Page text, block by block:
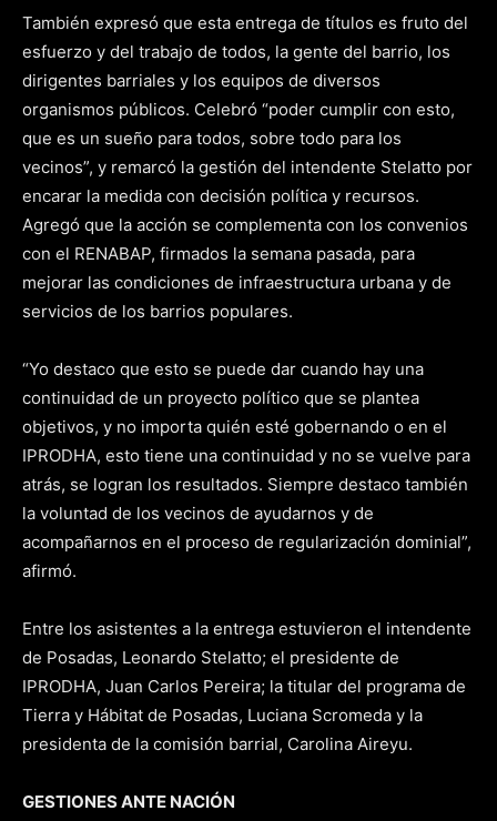
También expresó que esta entrega de títulos es fruto del
esfuerzo y del trabajo de todos, la gente del barrio, los
dirigentes barriales y los equipos de diversos
organismos públicos. Celebró “poder cumplir con esto,
que es un sueño para todos, sobre todo para los
vecinos”, y remarcó la gestión del intendente Stelatto por
encarar la medida con decisión política y recursos.
Agregó que la acción se complementa con los convenios
con el RENABAP, firmados la semana pasada, para
mejorar las condiciones de infraestructura urbana y de
servicios de los barrios populares.
“Yo destaco que esto se puede dar cuando hay una
continuidad de un proyecto político que se plantea
objetivos, y no importa quién esté gobernando o en el
IPRODHA, esto tiene una continuidad y no se vuelve para
atrás, se logran los resultados. Siempre destaco también
la voluntad de los vecinos de ayudarnos y de
acompañarnos en el proceso de regularización dominial”,
afirmó.
Entre los asistentes a la entrega estuvieron el intendente
de Posadas, Leonardo Stelatto; el presidente de
IPRODHA, Juan Carlos Pereira; la titular del programa de
Tierra y Hábitat de Posadas, Luciana Scromeda y la
presidenta de la comisión barrial, Carolina Aireyu.
GESTIONES ANTE NACIÓN